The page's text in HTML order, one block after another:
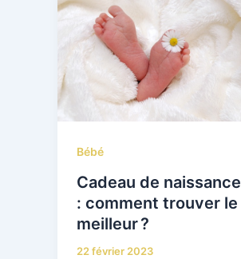
Bébé
Cadeau de naissance
: comment trouver le
meilleur ?
22 février 2023